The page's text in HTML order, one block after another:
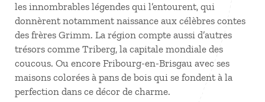
les innombrables légendes qui l’entourent, qui
donnèrent notamment naissance aux célèbres contes
des frères Grimm. La région compte aussi d’autres
trésors comme Triberg, la capitale mondiale des
coucous. Ou encore Fribourg-en-Brisgau avec ses
maisons colorées à pans de bois qui se fondent à la
perfection dans ce décor de charme.